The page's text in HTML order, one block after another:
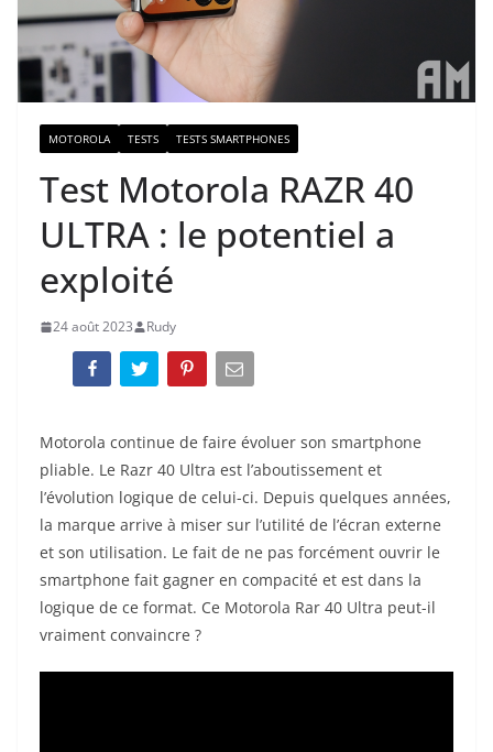
MOTOROLA TESTS TESTS SMARTPHONES
Test Motorola RAZR 40
ULTRA : le potentiel a
exploité
24 août 2023 Rudy
Motorola continue de faire évoluer son smartphone
pliable. Le Razr 40 Ultra est l’aboutissement et
l’évolution logique de celui-ci. Depuis quelques années,
la marque arrive à miser sur l’utilité de l’écran externe
et son utilisation. Le fait de ne pas forcément ouvrir le
smartphone fait gagner en compacité et est dans la
logique de ce format. Ce Motorola Rar 40 Ultra peut-il
vraiment convaincre ?